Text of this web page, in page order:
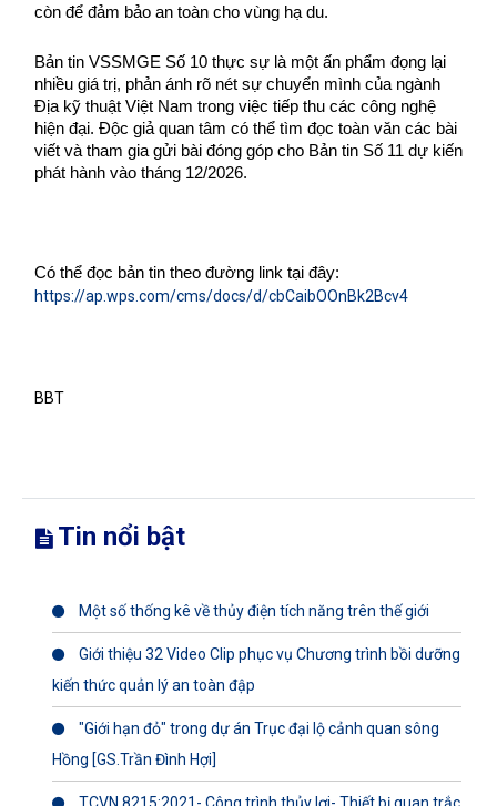
còn để đảm bảo an toàn cho vùng hạ du.
Bản tin VSSMGE Số 10 thực sự là một ấn phẩm đọng lại
nhiều giá trị, phản ánh rõ nét sự chuyển mình của ngành
Địa kỹ thuật Việt Nam trong việc tiếp thu các công nghệ
hiện đại. Độc giả quan tâm có thể tìm đọc toàn văn các bài
viết và tham gia gửi bài đóng góp cho Bản tin Số 11 dự kiến
phát hành vào tháng 12/2026.
https://ap.wps.com/cms/docs/d/cbCaibOOnBk2Bcv4
BBT
Tin nổi bật
Một số thống kê về thủy điện tích năng trên thế giới
Giới thiệu 32 Video Clip phục vụ Chương trình bồi dưỡng
kiến thức quản lý an toàn đập
"Giới hạn đỏ" trong dự án Trục đại lộ cảnh quan sông
Hồng [GS.Trần Đình Hợi]